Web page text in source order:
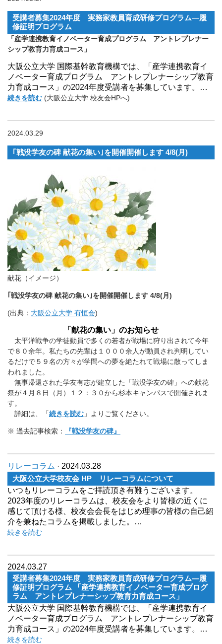
受講者募集2024年度 実務家教員育成研修プログラム―履
修証明プログラム
「産学連携教育イノベーター育成プログラム アントレプレナー
シップ教育力育成コース」
大阪公立大学 国際基幹教育機構では、「産学連携教育イ
ノベーター育成プログラム アントレプレナーシップ教育
力育成コース」の2024年度受講者を募集しています。…
続きを読む (大阪公立大学 校友会HPへ)
2024.03.29
｢戦没学友の碑 献花の集い｣を開催開催します 4/8(月)
献花（イメージ）
｢戦没学友の碑 献花の集い｣を開催開催します 4/8(月)
(出典： 大阪公立大学 有恒会)
「献花の集い」のお知らせ
太平洋戦争の学徒動員で多くの若者が戦場に狩り出されて今年
で８０余年。私たちの先輩は１０００余人が動員され判明してい
るだけで５９名の方々が学問への夢を絶たれて戦場に散ってしま
われました。
無事帰還された学友有志が建立した「戦没学友の碑」への献花
祭が４月８日（月）１２：３０から杉本キャンパスで開催されま
す。
詳細は、「続きを読む 」よりご覧ください。
※ 過去記事検索： 『戦没学友の碑』
リレーコラム · 2024.03.28
大阪公立大学校友会 HP リレーコラムについて
いつもリレーコラムをご拝読頂き有難うございます。
2023年度のリレーコラムは、校友会をより皆様の近くに
感じて頂ける様、校友会会長をはじめ理事の皆様の自己紹
介を兼ねたコラムを掲載しました。…
続きを読む
2024.03.27
受講者募集2024年度 実務家教員育成研修プログラム―履
修証明プログラム 「産学連携教育イノベーター育成プログ
ラム アントレプレナーシップ教育力育成コース」
大阪公立大学 国際基幹教育機構では、「産学連携教育イ
ノベーター育成プログラム アントレプレナーシップ教育
力育成コース」の2024年度受講者を募集しています。…
続きを読む